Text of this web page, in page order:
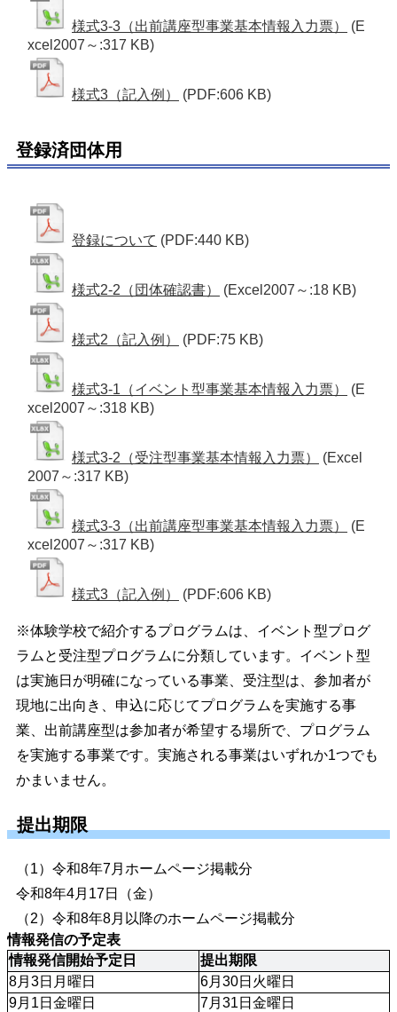
様式3-3（出前講座型事業基本情報入力票）
(E
xcel2007～:317 KB)
様式3（記入例） (PDF:606 KB)
登録済団体用
登録について (PDF:440 KB)
様式2-2（団体確認書） (Excel2007～:18 KB)
様式2（記入例） (PDF:75 KB)
様式3-1（イベント型事業基本情報入力票）
(E
xcel2007～:318 KB)
様式3-2（受注型事業基本情報入力票）
(Excel
2007～:317 KB)
様式3-3（出前講座型事業基本情報入力票）
(E
xcel2007～:317 KB)
様式3（記入例） (PDF:606 KB)
※体験学校で紹介するプログラムは、イベント型プログ
ラムと受注型プログラムに分類しています。イベント型
は実施日が明確になっている事業、受注型は、参加者が
現地に出向き、申込に応じてプログラムを実施する事
業、出前講座型は参加者が希望する場所で、プログラム
を実施する事業です。実施される事業はいずれか1つでも
かまいません。
提出期限
（1）令和8年7月ホームページ掲載分
令和8年4月17日（金）
（2）令和8年8月以降のホームページ掲載分
情報発信の予定表
情報発信開始予定日
提出期限
8月3日月曜日
6月30日火曜日
9月1日金曜日
7月31日金曜日